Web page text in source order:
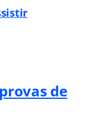
de